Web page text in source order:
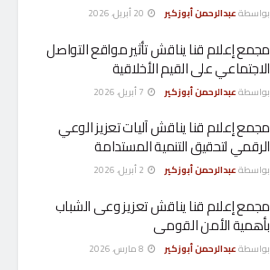
بواسطةعبدالرحمن أبوزكير
مجمع إعلام قنا يناقش تأثير مواقع التواصل
الاجتماعي على القيم الأخلاقية
بواسطةعبدالرحمن أبوزكير
مجمع إعلام قنا يناقش آليات تعزيز الوعي
الرقمي لتحقيق التنمية المستدامة
بواسطةعبدالرحمن أبوزكير
مجمع إعلام قنا يناقش تعزيز وعى الشباب
بأهمية الأمن القومى
بواسطةعبدالرحمن أبوزكير